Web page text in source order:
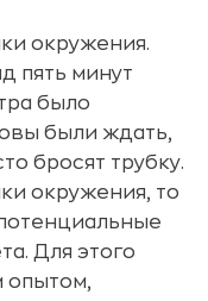
окружения.
пять минут
было
были ждать,
бросят трубку.
окружения, то
Для этого
опытом,